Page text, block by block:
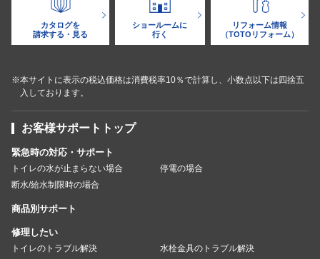
カタログを
請求する・見る
ショールームに
行く
リフォーム情報
（TOTOリフォーム）
※本サイトに表示の税込価格は消費税率10％で計算し、小数点以下は四捨五
入しております。
お客様サポートトップ
緊急時の対応・サポート
トイレの水が止まらない場合
停電の場合
断水/給水制限時の場合
商品別サポート
修理したい
トイレのトラブル解決
水栓金具のトラブル解決